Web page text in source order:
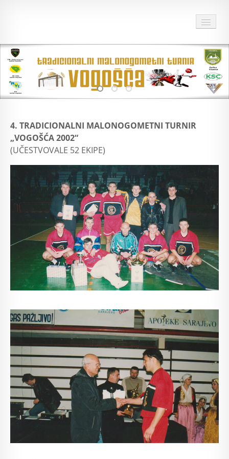
HOME
O TURNIRU
DOKUMENTI TURNIRA
28 TURNIR
ARHIVA
SPONZORI I PRIJATELJI TURNIRA
MULTIMEDIJA
KONTAKT
4. TRADICIONALNI MALONOGOMETNI TURNIR
„VOGOŠĆA 2002“
(UČESTVOVALE 52 EKIPE)